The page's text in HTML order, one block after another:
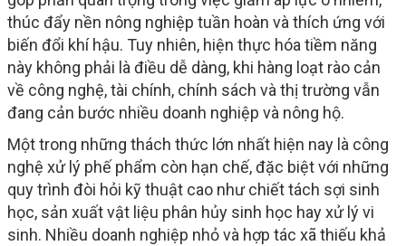
thúc đẩy nền nông nghiệp tuần hoàn và thích ứng với
biến đổi khí hậu. Tuy nhiên, hiện thực hóa tiềm năng
này không phải là điều dễ dàng, khi hàng loạt rào cản
về công nghệ, tài chính, chính sách và thị trường vẫn
đang cản bước nhiều doanh nghiệp và nông hộ.
Một trong những thách thức lớn nhất hiện nay là công
nghệ xử lý phế phẩm còn hạn chế, đặc biệt với những
quy trình đòi hỏi kỹ thuật cao như chiết tách sợi sinh
học, sản xuất vật liệu phân hủy sinh học hay xử lý vi
sinh. Nhiều doanh nghiệp nhỏ và hợp tác xã thiếu khả